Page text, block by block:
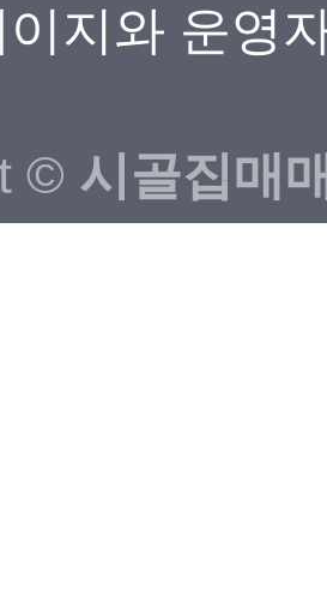
지와 운영
© 시골집매